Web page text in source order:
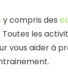
y compris des
les
vous aider à